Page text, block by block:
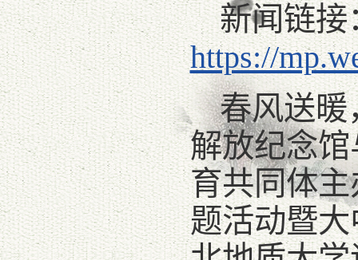
新闻链接
https://
春风送暖
解放纪念
育共同体
题活动暨